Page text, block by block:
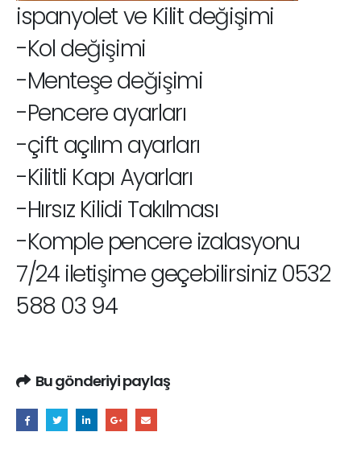
ispanyolet ve Kilit değişimi
-Kol değişimi
-Menteşe değişimi
-Pencere ayarları
-çift açılım ayarları
-Kilitli Kapı Ayarları
-Hırsız Kilidi Takılması
-Komple pencere izalasyonu
7/24 iletişime geçebilirsiniz 0532
588 03 94
Bu gönderiyi paylaş